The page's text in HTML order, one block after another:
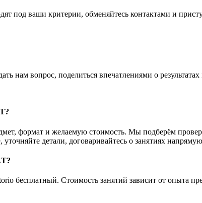
под ваши критерии, обменяйтесь контактами и
нам вопрос, поделиться впечатлениями о
формат и желаемую стоимость. Мы подберём
детали, договаривайтесь о занятиях
бесплатный. Стоимость занятий зависит от опыта